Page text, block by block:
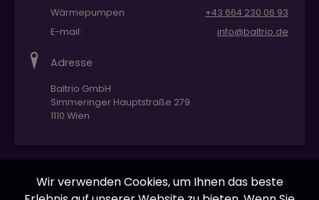
Wärmepumpen
+43 664 230 06 93
E-mail:
info@baltrio.de
Adresse
Baltrio GmbH
Simmeringer Hauptstraße 279
1110 Wien
© 2026 copyrightBaltrio.de
Wir verwenden Cookies, um Ihnen das beste